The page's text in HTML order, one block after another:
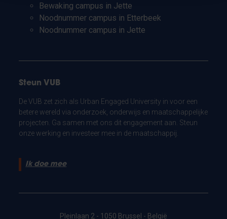
Bewaking campus in Jette
Noodnummer campus in Etterbeek
Noodnummer campus in Jette
Steun VUB
De VUB zet zich als Urban Engaged University in voor een
betere wereld via onderzoek, onderwijs en maatschappelijke
projecten. Ga samen met ons dit engagement aan. Steun
onze werking en investeer mee in de maatschappij.
Ik doe mee
Pleinlaan 2 - 1050 Brussel - België